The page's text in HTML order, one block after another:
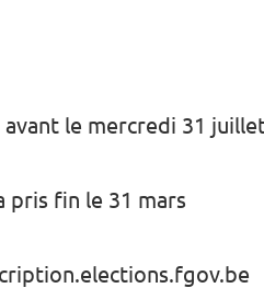
le mercredi 31
pris fin le 31 mars